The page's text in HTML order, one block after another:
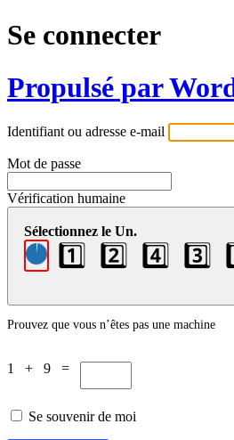
Se connecter
Propulsé par
Identifiant ou adresse e-mail
Mot de passe
Vérification humaine
Sélectionnez le Un.
1️⃣ 2️⃣ 4️⃣ 3️⃣
Prouvez que vous n’êtes pas une machine
1 + 9 =
Se souvenir de moi